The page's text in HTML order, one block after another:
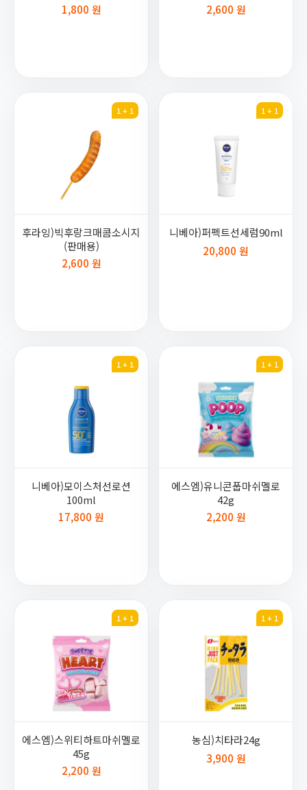
1,800 원
2,600 원
1 + 1
후라잉)빅후랑크매콤소시지
(판매용)
2,600 원
1 + 1
니베아)퍼펙트선세럼90ml
20,800 원
1 + 1
니베아)모이스처선로션
100ml
17,800 원
1 + 1
에스엠)유니콘풉마쉬멜로
42g
2,200 원
1 + 1
에스엠)스위티하트마쉬멜로
45g
2,200 원
1 + 1
농심)치타라24g
3,900 원